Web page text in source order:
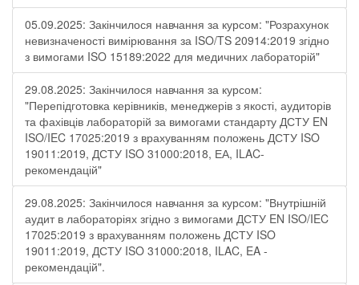
05.09.2025: Закінчилося навчання за курсом: "Розрахунок
невизначеності вимірювання за ISO/TS 20914:2019 згідно
з вимогами ISO 15189:2022 для медичних лабораторій"
29.08.2025: Закінчилося навчання за курсом:
"Перепідготовка керівників, менеджерів з якості, аудиторів
та фахівців лабораторій за вимогами стандарту ДСТУ EN
ISO/IEC 17025:2019 з врахуванням положень ДСТУ ISO
19011:2019, ДСТУ ISO 31000:2018, ЕА, ILAC-
рекомендацій"
29.08.2025: Закінчилося навчання за курсом: "Внутрішній
аудит в лабораторіях згідно з вимогами ДСТУ EN ISO/IEC
17025:2019 з врахуванням положень ДСТУ ISO
19011:2019, ДСТУ ISO 31000:2018, ILAC, EA -
рекомендацій".